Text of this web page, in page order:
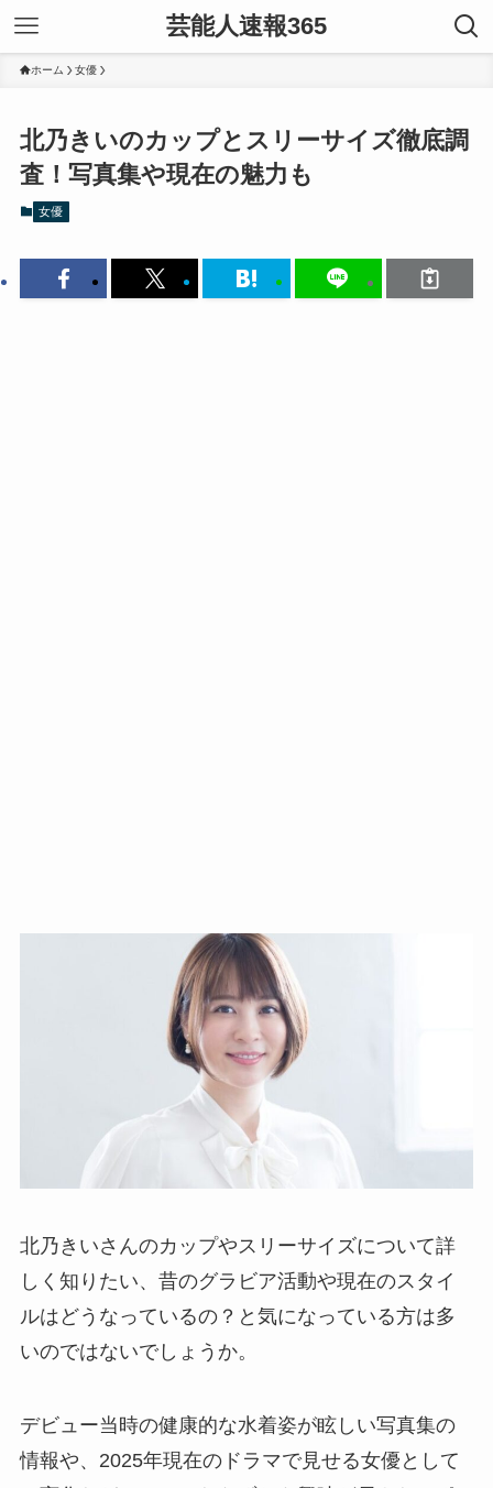
芸能人速報365
ホーム 女優
北乃きいのカップとスリーサイズ徹底調
査！写真集や現在の魅力も
女優
北乃きいさんのカップやスリーサイズについて詳
しく知りたい、昔のグラビア活動や現在のスタイ
ルはどうなっているの？と気になっている方は多
いのではないでしょうか。
デビュー当時の健康的な水着姿が眩しい写真集の
情報や、2025年現在のドラマで見せる女優として